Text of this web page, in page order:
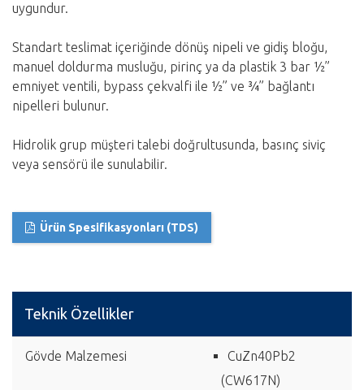
uygundur.
Standart teslimat içeriğinde dönüş nipeli ve gidiş bloğu,
manuel doldurma musluğu, pirinç ya da plastik 3 bar ½”
emniyet ventili, bypass çekvalfi ile ½” ve ¾” bağlantı
nipelleri bulunur.
Hidrolik grup müşteri talebi doğrultusunda, basınç siviç
veya sensörü ile sunulabilir.
Ürün Spesifikasyonları (TDS)
Teknik Özellikler
Gövde Malzemesi
CuZn40Pb2
(CW617N)